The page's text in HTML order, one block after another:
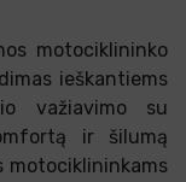
motociklininko
ieškantiems
važiavimo su
ir šilumą
motociklininkams